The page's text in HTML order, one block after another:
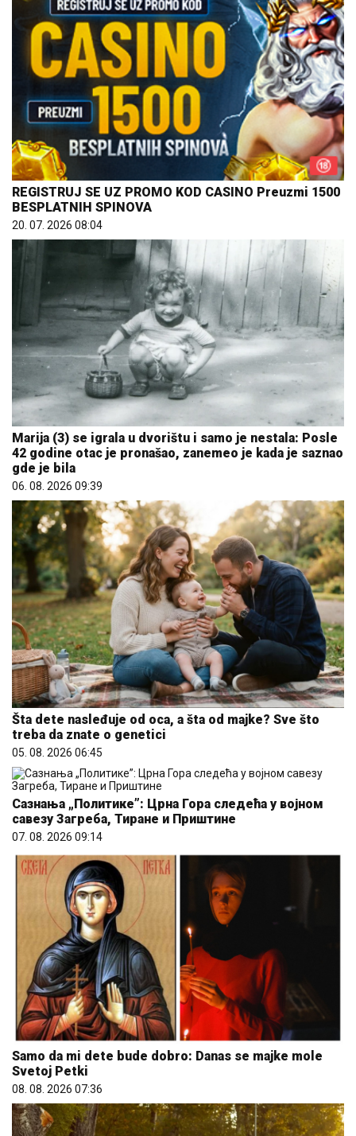
REGISTRUJ SE UZ PROMO KOD CASINO Preuzmi 1500
BESPLATNIH SPINOVA
20. 07. 2026 08:04
Marija (3) se igrala u dvorištu i samo je nestala: Posle
42 godine otac je pronašao, zanemeo je kada je saznao
gde je bila
06. 08. 2026 09:39
Šta dete nasleđuje od oca, a šta od majke? Sve što
treba da znate o genetici
05. 08. 2026 06:45
Сазнања „Политике”: Црна Гора следећа у војном
савезу Загреба, Тиране и Приштине
07. 08. 2026 09:14
Samo da mi dete bude dobro: Danas se majke mole
Svetoj Petki
08. 08. 2026 07:36